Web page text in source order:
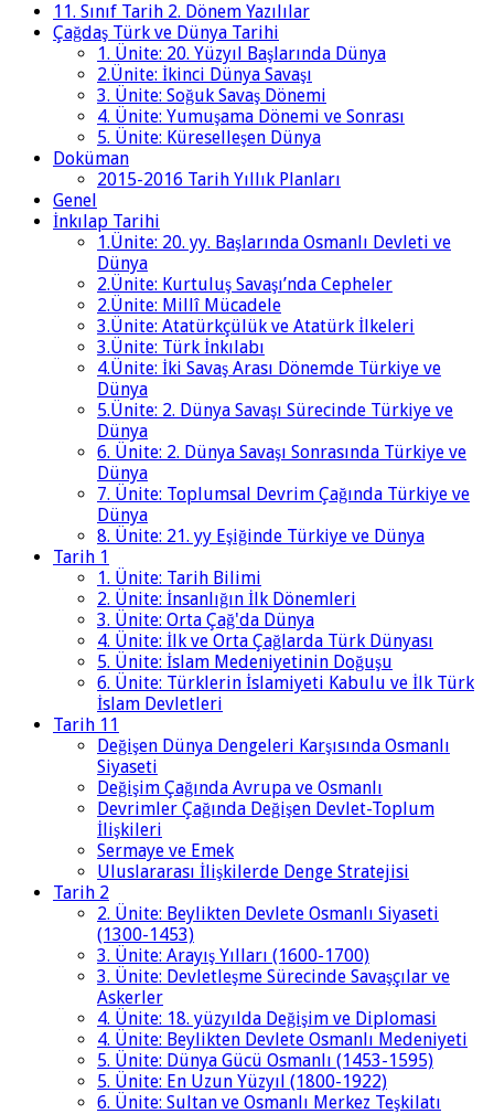
11. Sınıf Tarih 2. Dönem Yazılılar
Çağdaş Türk ve Dünya Tarihi
1. Ünite: 20. Yüzyıl Başlarında Dünya
2.Ünite: İkinci Dünya Savaşı
3. Ünite: Soğuk Savaş Dönemi
4. Ünite: Yumuşama Dönemi ve Sonrası
5. Ünite: Küreselleşen Dünya
Doküman
2015-2016 Tarih Yıllık Planları
Genel
İnkılap Tarihi
1.Ünite: 20. yy. Başlarında Osmanlı Devleti ve
Dünya
2.Ünite: Kurtuluş Savaşı’nda Cepheler
2.Ünite: Millî Mücadele
3.Ünite: Atatürkçülük ve Atatürk İlkeleri
3.Ünite: Türk İnkılabı
4.Ünite: İki Savaş Arası Dönemde Türkiye ve
Dünya
5.Ünite: 2. Dünya Savaşı Sürecinde Türkiye ve
Dünya
6. Ünite: 2. Dünya Savaşı Sonrasında Türkiye ve
Dünya
7. Ünite: Toplumsal Devrim Çağında Türkiye ve
Dünya
8. Ünite: 21. yy Eşiğinde Türkiye ve Dünya
Tarih 1
1. Ünite: Tarih Bilimi
2. Ünite: İnsanlığın İlk Dönemleri
3. Ünite: Orta Çağ'da Dünya
4. Ünite: İlk ve Orta Çağlarda Türk Dünyası
5. Ünite: İslam Medeniyetinin Doğuşu
6. Ünite: Türklerin İslamiyeti Kabulu ve İlk Türk
İslam Devletleri
Tarih 11
Değişen Dünya Dengeleri Karşısında Osmanlı
Siyaseti
Değişim Çağında Avrupa ve Osmanlı
Devrimler Çağında Değişen Devlet-Toplum
İlişkileri
Sermaye ve Emek
Uluslararası İlişkilerde Denge Stratejisi
Tarih 2
2. Ünite: Beylikten Devlete Osmanlı Siyaseti
(1300-1453)
3. Ünite: Arayış Yılları (1600-1700)
3. Ünite: Devletleşme Sürecinde Savaşçılar ve
Askerler
4. Ünite: 18. yüzyılda Değişim ve Diplomasi
4. Ünite: Beylikten Devlete Osmanlı Medeniyeti
5. Ünite: Dünya Gücü Osmanlı (1453-1595)
5. Ünite: En Uzun Yüzyıl (1800-1922)
6. Ünite: Sultan ve Osmanlı Merkez Teşkilatı